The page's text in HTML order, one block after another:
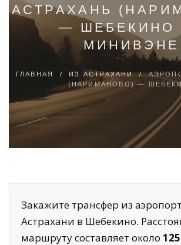
АСТРАХАНЬ
— ШЕБЕКИНО
МИНИВЭНЕ
ГЛАВНАЯ / ИЗ АСТРАХАНИ/
(НАРИМАНОВО) —
Закажите трансфер из
Астрахани в Шебекино.
маршруту составляет около